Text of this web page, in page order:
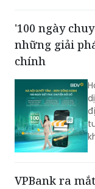
'100 ngày
những giải
chính
VPBank ra